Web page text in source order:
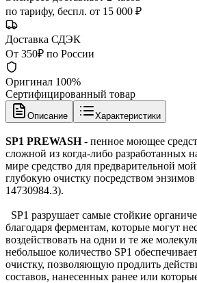
по тарифу, беспл. от 15 000 ₽
Доставка СДЭК
От 350₽ по России
Оригинал 100%
Сертифицированный товар
Описание Характеристики
SP1 PREWASH- пенное моющее
сложной из когда-либо разработанных
мире средство для предварительной
глубокую очистку посредством
14730984.3).
SP1 разрушает самые стойкие
благодаря ферментам, которые могут
воздействовать на одни и те же
небольшое количество SP1
очистку, позволяющую продлить
составов, нанесенных ранее или